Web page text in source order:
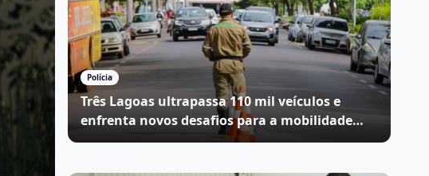
Polícia
Três Lagoas ultrapassa 110 mil veículos e
enfrenta novos desafios para a mobilidade
urbana